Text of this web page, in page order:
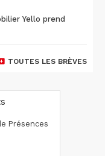
Yello prend
TOUTES LES BRÈVES
Présences